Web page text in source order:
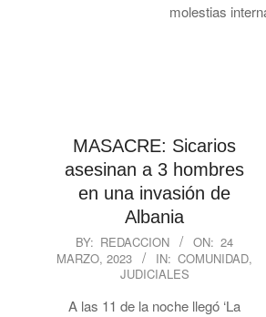
molestias
MASACRE: Sicarios
asesinan a 3 hombres
en una invasión de
Albania
2023-
03-
BY: REDACCION ON: 24
MARZO, 2023
IN: COMUNIDAD,
JUDICIALES
A las 11 de la noche llegó ‘La